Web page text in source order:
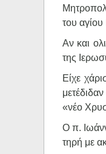
του
Αν και
της
Είχε
«νέο
Ο π.
τηρή με